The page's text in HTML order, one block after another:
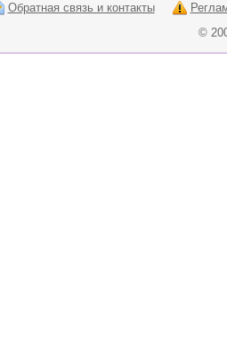
Обратная связь и контакты
©